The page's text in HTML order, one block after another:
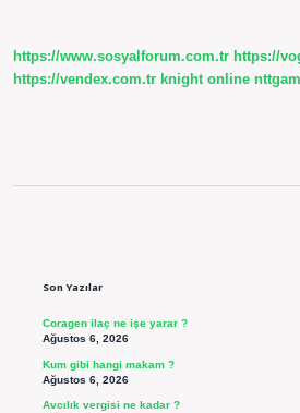
https://www.sosyalforum.com.tr https://
https://vendex.com.tr knight online
Son Yazılar
Coragen ilaç ne işe yarar ?
Ağustos 6, 2026
Kum gibi hangi makam ?
Ağustos 6, 2026
Avcılık vergisi ne kadar ?